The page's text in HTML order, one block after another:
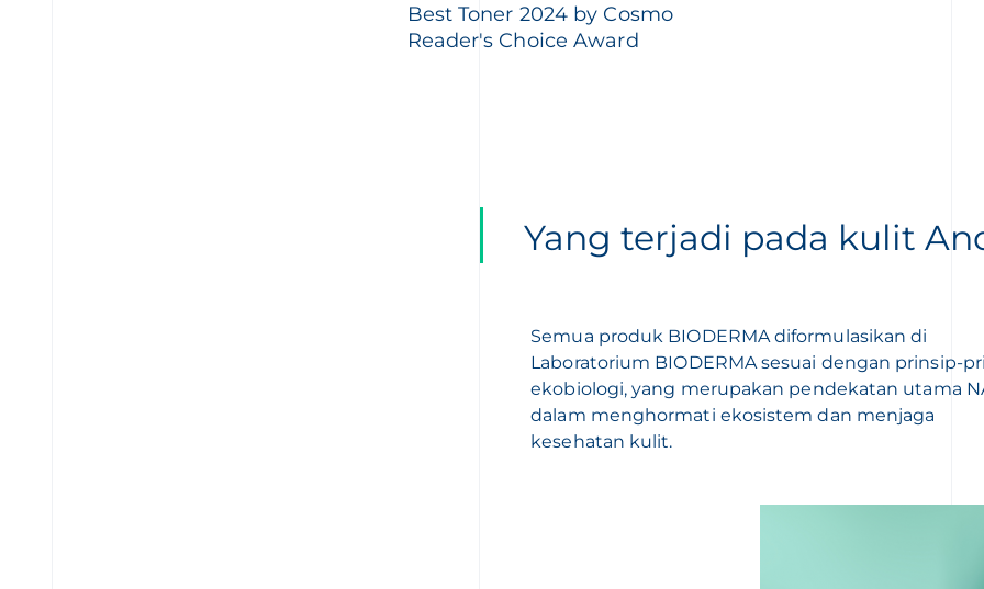
Best Toner 2024 by Cosmo
Reader's Choice Award
Yang terjadi pada kulit
Semua produk BIODERMA diformulasikan di
Laboratorium BIODERMA sesuai dengan prinsip-
ekobiologi, yang merupakan pendekatan utama
dalam menghormati ekosistem dan menjaga
kesehatan kulit.